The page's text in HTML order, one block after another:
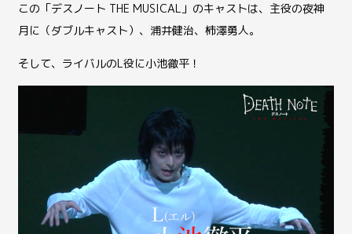
この「デスノート THE MUSICAL」のキャストは、主役の夜神
月に（ダブルキャスト）、浦井健治、柿澤勇人。
そして、ライバルのL役に小池徹平！